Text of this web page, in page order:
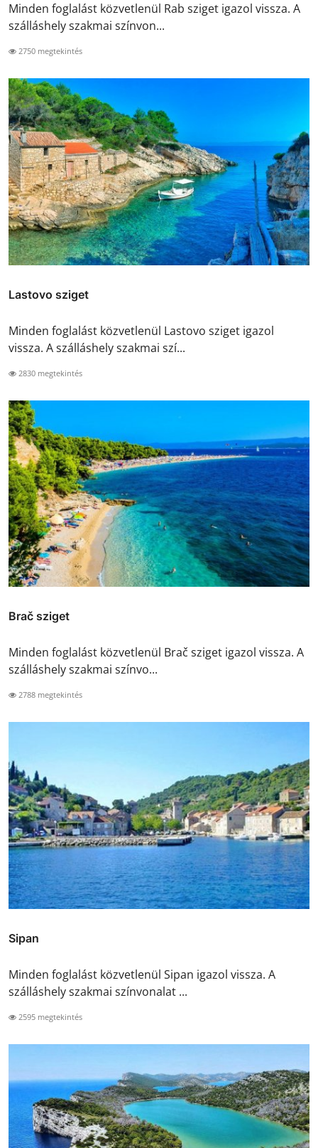
Minden foglalást közvetlenül Rab sziget igazol vissza. A
szálláshely szakmai színvon...
2750 megtekintés
Lastovo sziget
Minden foglalást közvetlenül Lastovo sziget igazol
vissza. A szálláshely szakmai szí...
2830 megtekintés
Brač sziget
Minden foglalást közvetlenül Brač sziget igazol vissza. A
szálláshely szakmai színvo...
2788 megtekintés
Sipan
Minden foglalást közvetlenül Sipan igazol vissza. A
szálláshely szakmai színvonalat ...
2595 megtekintés